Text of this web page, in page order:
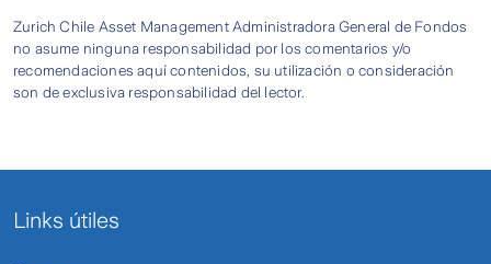
Zurich Chile Asset Management Administradora General de Fondos
no asume ninguna responsabilidad por los comentarios y/o
recomendaciones aquí contenidos, su utilización o consideración
son de exclusiva responsabilidad del lector.
Links útiles